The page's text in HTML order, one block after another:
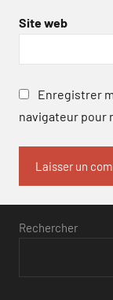
Site web
Enregistrer
navigateur pour
Rechercher